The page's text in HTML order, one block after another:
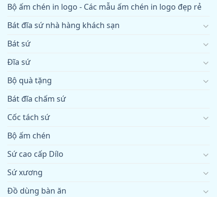
Bộ ấm chén in logo - Các mẫu ấm chén in logo đẹp rẻ
Bát đĩa sứ nhà hàng khách sạn
Bát sứ
Đĩa sứ
Bộ quà tặng
Bát đĩa chấm sứ
Cốc tách sứ
Bộ ấm chén
Sứ cao cấp Dílo
Sứ xương
Đồ dùng bàn ăn